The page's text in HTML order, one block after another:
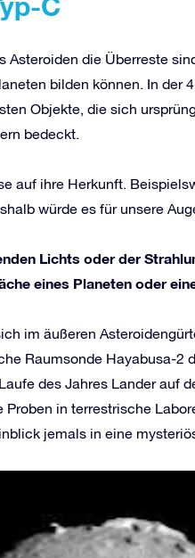
Asteroiden die Überreste
bilden können. In der
Objekte, die sich
bedeckt.
auf ihre Herkunft.
würde es für unsere
Lichts oder der
eines Planeten oder
im äußeren
Raumsonde Hayabusa-2
des Jahres Lander auf
in terrestrische
jemals in eine